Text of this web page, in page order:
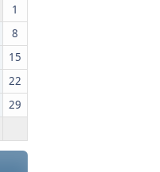
1
8
15
22
29